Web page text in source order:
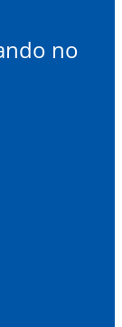
no